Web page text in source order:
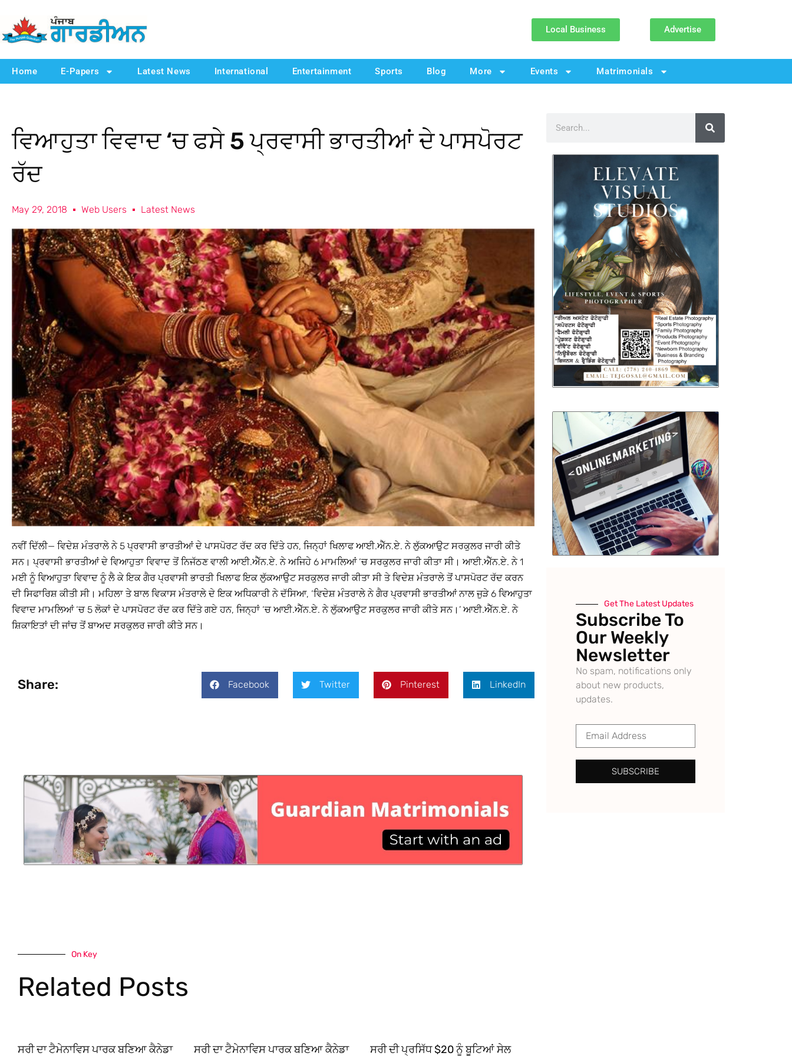
Local Business Advertise
Home E-Papers Latest News International Entertainment Sports Blog More Events Matrimonials
ਵਿਆਹੁਤਾ ਵਿਵਾਦ ‘ਚ ਫਸੇ 5 ਪ੍ਰਵਾਸੀ ਭਾਰਤੀਆਂ ਦੇ ਪਾਸਪੋਰਟ
ਰੱਦ
May 29, 2018 Web Users Latest News
ਨਵੀਂ ਦਿੱਲੀ— ਵਿਦੇਸ਼ ਮੰਤਰਾਲੇ ਨੇ 5 ਪ੍ਰਵਾਸੀ ਭਾਰਤੀਆਂ ਦੇ ਪਾਸਪੋਰਟ ਰੱਦ ਕਰ ਦਿੱਤੇ ਹਨ, ਜਿਨ੍ਹਾਂ ਖਿਲਾਫ ਆਈ.ਐੱਨ.ਏ. ਨੇ ਲੁੱਕਆਉਟ ਸਰਕੁਲਰ ਜਾਰੀ ਕੀਤੇ
ਸਨ। ਪ੍ਰਵਾਸੀ ਭਾਰਤੀਆਂ ਦੇ ਵਿਆਹੁਤਾ ਵਿਵਾਦ ਤੋਂ ਨਿਜੱਠਣ ਵਾਲੀ ਆਈ.ਐੱਨ.ਏ. ਨੇ ਅਜਿਹੇ 6 ਮਾਮਲਿਆਂ ‘ਚ ਸਰਕੁਲਰ ਜਾਰੀ ਕੀਤਾ ਸੀ। ਆਈ.ਐੱਨ.ਏ. ਨੇ 1
ਮਈ ਨੂੰ ਵਿਆਹੁਤਾ ਵਿਵਾਦ ਨੂੰ ਲੈ ਕੇ ਇਕ ਗੈਰ ਪ੍ਰਵਾਸੀ ਭਾਰਤੀ ਖਿਲਾਫ ਇਕ ਲੁੱਕਆਉਟ ਸਰਕੁਲਰ ਜਾਰੀ ਕੀਤਾ ਸੀ ਤੇ ਵਿਦੇਸ਼ ਮੰਤਰਾਲੇ ਤੋਂ ਪਾਸਪੋਰਟ ਰੱਦ ਕਰਨ
ਦੀ ਸਿਫਾਰਿਸ਼ ਕੀਤੀ ਸੀ। ਮਹਿਲਾ ਤੇ ਬਾਲ ਵਿਕਾਸ ਮੰਤਰਾਲੇ ਦੇ ਇਕ ਅਧਿਕਾਰੀ ਨੇ ਦੱਸਿਆ, ‘ਵਿਦੇਸ਼ ਮੰਤਰਾਲੇ ਨੇ ਗੈਰ ਪ੍ਰਵਾਸੀ ਭਾਰਤੀਆਂ ਨਾਲ ਜੁੜੇ 6 ਵਿਆਹੁਤਾ
ਵਿਵਾਦ ਮਾਮਲਿਆਂ ‘ਚ 5 ਲੋਕਾਂ ਦੇ ਪਾਸਪੋਰਟ ਰੱਦ ਕਰ ਦਿੱਤੇ ਗਏ ਹਨ, ਜਿਨ੍ਹਾਂ ‘ਚ ਆਈ.ਐੱਨ.ਏ. ਨੇ ਲੁੱਕਆਉਟ ਸਰਕੁਲਰ ਜਾਰੀ ਕੀਤੇ ਸਨ।’ ਆਈ.ਐੱਨ.ਏ. ਨੇ
ਸ਼ਿਕਾਇਤਾਂ ਦੀ ਜਾਂਚ ਤੋਂ ਬਾਅਦ ਸਰਕੁਲਰ ਜਾਰੀ ਕੀਤੇ ਸਨ।
Share: Facebook Twitter Pinterest LinkedIn
On Key
Related Posts
ਸਰੀ ਦਾ ਟੈਮੇਨਾਵਿਸ ਪਾਰਕ ਬਣਿਆ ਕੈਨੇਡਾ ਸਰੀ ਦਾ ਟੈਮੇਨਾਵਿਸ ਪਾਰਕ ਬਣਿਆ ਕੈਨੇਡਾ ਸਰੀ ਦੀ ਪ੍ਰਸਿੱਧ $20 ਨੂੰ ਬੂਟਿਆਂ ਸੇਲ
Get The Latest Updates
Subscribe To
Our Weekly
Newsletter
No spam, notifications only
about new products,
updates.
SUBSCRIBE